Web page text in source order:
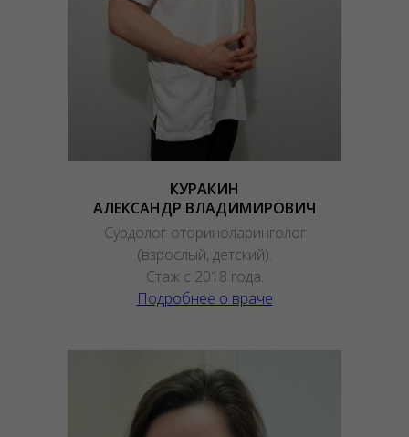
КУРАКИН
АЛЕКСАНДР ВЛАДИМИРОВИЧ
Сурдолог-оториноларинголог
(взрослый, детский).
Стаж с 2018 года.
Подробнее о враче